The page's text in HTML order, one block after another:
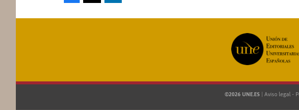
©2026 UNE.ES Aviso legal -